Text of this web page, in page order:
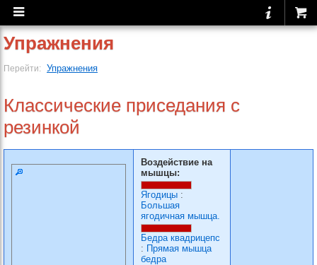
Упражнения
Перейти: Упражнения
Классические приседания с
резинкой
Воздействие на
мышцы:
Ягодицы :
Большая
ягодичная мышца.
Бедра квадрицепс
: Прямая мышца
бедра